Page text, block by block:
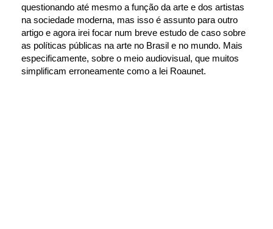
questionando até mesmo a função da arte e dos artistas
na sociedade moderna, mas isso é assunto para outro
artigo e agora irei focar num breve estudo de caso sobre
as políticas públicas na arte no Brasil e no mundo. Mais
especificamente, sobre o meio audiovisual, que muitos
simplificam erroneamente como a lei Roaunet.